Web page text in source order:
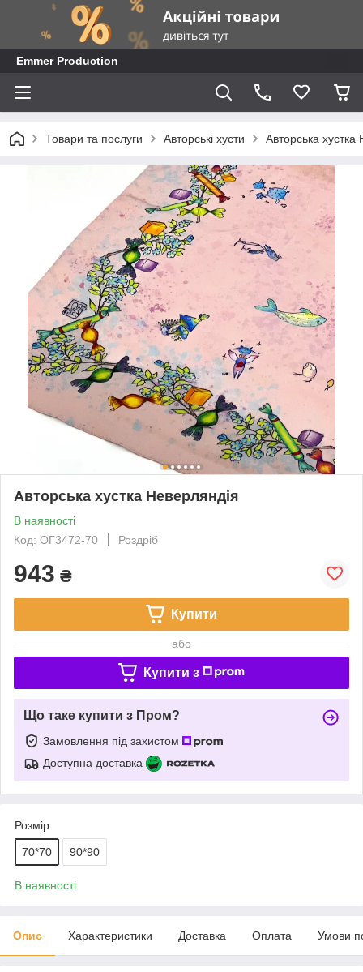
Emmer Production
Товари та послуги Авторські хусти Авторська хустка
Авторська хустка Неверляндія
В наявності
Код: ОГ3472-70
Роздріб
943 ₴
Купити
або
Купити з
Що таке купити з Пром?
Замовлення під захистом
Доступна доставка
Розмір
70*70 90*90
В наявності
Опис Характеристики Доставка Оплата Умови